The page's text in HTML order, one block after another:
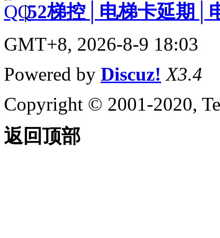
|52梯控│电梯卡延期│
GMT+8, 2026-8-9 18:03
Powered by Discuz! X3.4
Copyright © 2001-2020,
返回顶部